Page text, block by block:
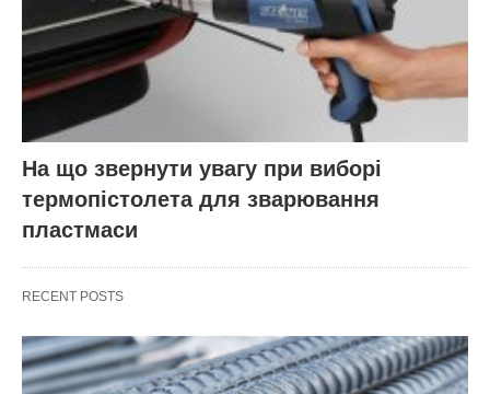
На що звернути увагу при виборі
термопістолета для зварювання
пластмаси
RECENT POSTS